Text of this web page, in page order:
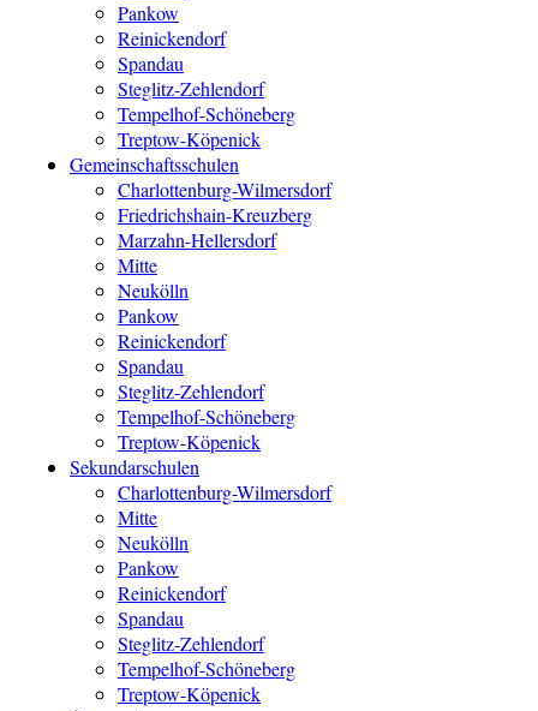
Pankow
Reinickendorf
Spandau
Steglitz-Zehlendorf
Tempelhof-Schöneberg
Treptow-Köpenick
Gemeinschaftsschulen
Charlottenburg-Wilmersdorf
Friedrichshain-Kreuzberg
Marzahn-Hellersdorf
Mitte
Neukölln
Pankow
Reinickendorf
Spandau
Steglitz-Zehlendorf
Tempelhof-Schöneberg
Treptow-Köpenick
Sekundarschulen
Charlottenburg-Wilmersdorf
Mitte
Neukölln
Pankow
Reinickendorf
Spandau
Steglitz-Zehlendorf
Tempelhof-Schöneberg
Treptow-Köpenick